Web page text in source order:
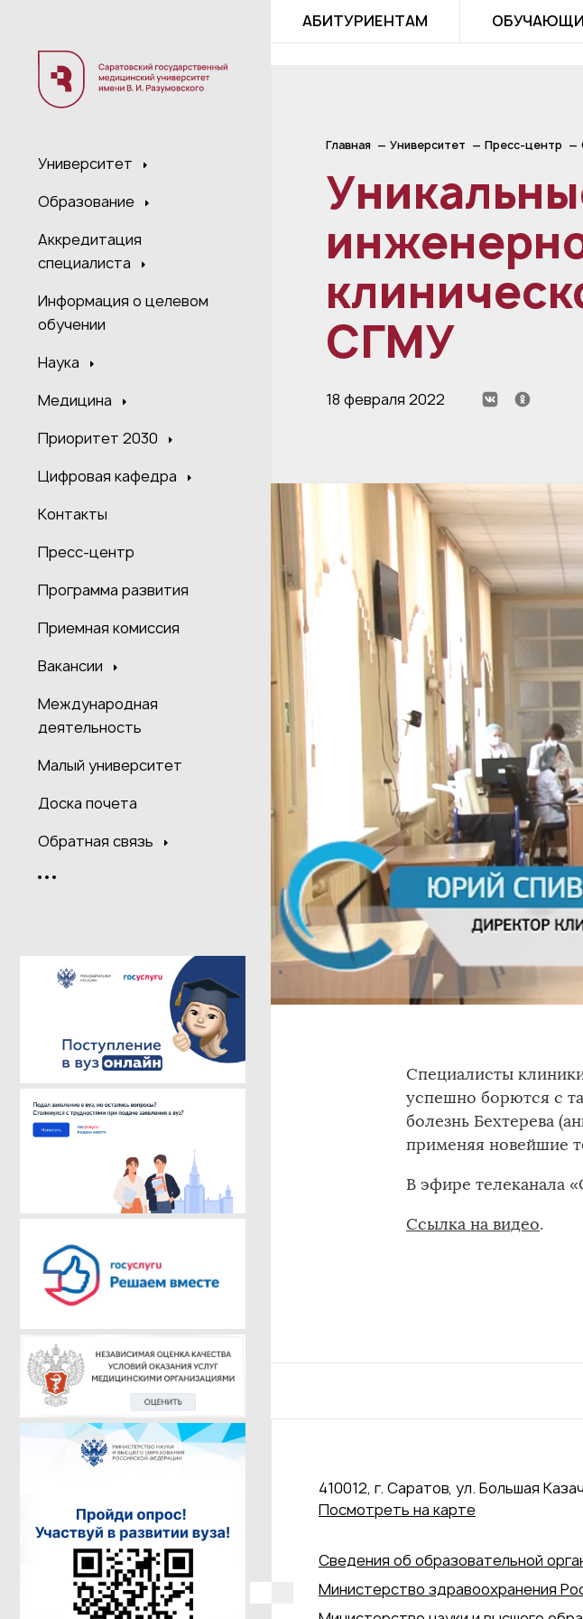
Университет
Образование
Аккредитация
специалиста
Информация о целевом
обучении
Наука
Медицина
Приоритет 2030
Цифровая кафедра
Контакты
Пресс-центр
Программа развития
Приемная комиссия
Вакансии
Международная
деятельность
Малый университет
Доска почета
Обратная связь
АБИТУРИЕНТАМ
Главная Университет Пресс-центр
СГМУ
18 февраля 2022
Специалисты
успешно борются с
болезнь Бехтерева
применяя новейшие
В эфире телеканала
Ссылка на видео.
410012, г. Саратов, ул. Большая
Посмотреть на карте
Сведения об образовательной
Министерство здравоохранения